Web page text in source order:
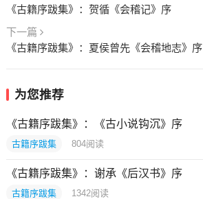
《古籍序跋集》：贺循《会稽记》序
下一篇
《古籍序跋集》：夏侯曾先《会稽地志》序
为您推荐
《古籍序跋集》：《古小说钩沉》序
古籍序跋集 804阅读
《古籍序跋集》：谢承《后汉书》序
古籍序跋集 1342阅读